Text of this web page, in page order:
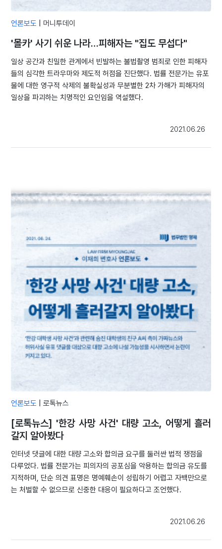
언론보도 머니투데이
'몰카' 사기 쉬운 나라…피해자는 "집도 무섭다"
일상 공간과 친밀한 관계에서 빈발하는 불법촬영 범죄로 인한 피해자
들의 심각한 트라우마와 제도적 허점을 진단했다. 법률 전문가는 유포
물에 대한 영구적 삭제의 불확실성과 무분별한 2차 가해가 피해자의
일상을 파괴하는 치명적인 요인임을 역설했다.
2021.06.26
언론보도 |로톡뉴스
[로톡뉴스] '한강 사망 사건' 대량 고소, 어떻게 흘러
갈지 알아봤다
인터넷 댓글에 대한 대량 고소와 합의금 요구를 둘러싼 법적 쟁점을
다루었다. 법률 전문가는 피의자의 공포심을 악용하는 합의금 유도를
지적하며, 단순 의견 표명은 명예훼손이 성립하기 어렵고 자백만으로
는 처벌할 수 없으므로 신중한 대응이 필요하다고 조언했다.
2021.06.26